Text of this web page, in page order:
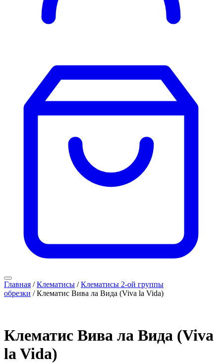
Главная /Клематисы /Клематисы 2-ой группы
обрезки / Клематис Вива ла Вида (Viva la Vida)
Клематис Вива ла Вида (Viva
la Vida)